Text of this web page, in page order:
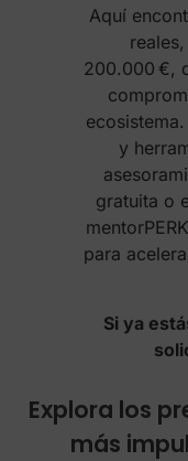
Aquí
200.000 €,
y
gratuita o
para
Si ya
Explora los
más